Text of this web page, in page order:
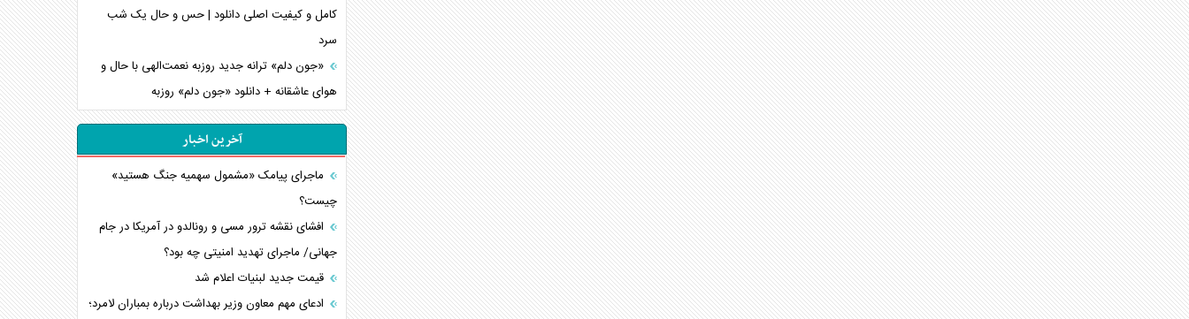
کامل و کیفیت اصلی دانلود | حس و حال یک شب
سرد
«جون دلم» ترانه جدید روزبه نعمت‌الهی با حال و
هوای عاشقانه + دانلود «جون دلم» روزبه
آخرین اخبار
ماجرای پیامک «مشمول سهمیه جنگ هستید»
چیست؟
افشای نقشه ترور مسی و رونالدو در آمریکا در جام
جهانی/ ماجرای تهدید امنیتی چه بود؟
قیمت جدید لبنیات اعلام شد
ادعای مهم معاون وزیر بهداشت درباره بمباران لامرد؛